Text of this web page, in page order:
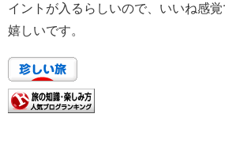
イントが入るらしいので、いいね感
嬉しいです。